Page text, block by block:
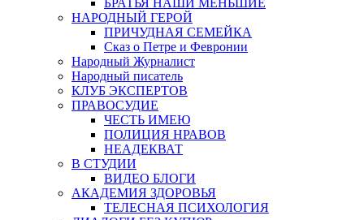
БРАТЬЯ НАШИ МЕНЬШИЕ
НАРОДНЫЙ ГЕРОЙ
ПРИЧУДНАЯ СЕМЕЙКА
Сказ о Петре и Февронии
Народный Журналист
Народный писатель
КЛУБ ЭКСПЕРТОВ
ПРАВОСУДИЕ
ЧЕСТЬ ИМЕЮ
ПОЛИЦИЯ НРАВОВ
НЕАДЕКВАТ
В СТУДИИ
ВИДЕО БЛОГИ
АКАДЕМИЯ ЗДОРОВЬЯ
ТЕЛЕСНАЯ ПСИХОЛОГИЯ